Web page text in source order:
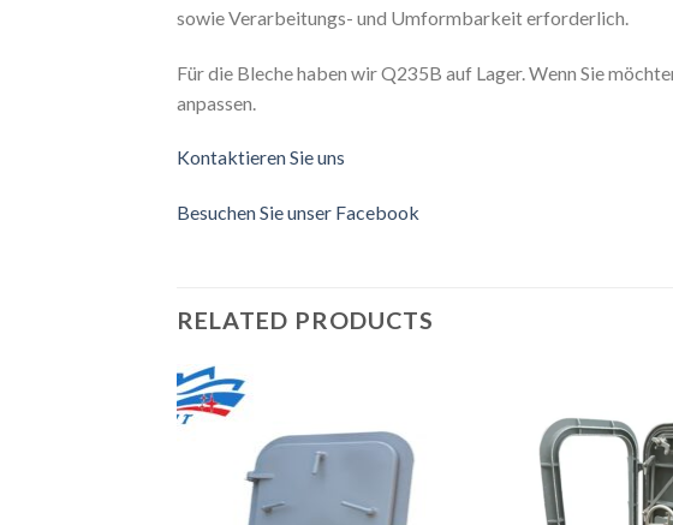
sowie Verarbeitungs- und Umformbarkeit erforderlich.
Für die Bleche haben wir Q235B auf Lager. Wenn Sie
anpassen.
Kontaktieren Sie uns
Besuchen Sie unser Facebook
RELATED PRODUCTS